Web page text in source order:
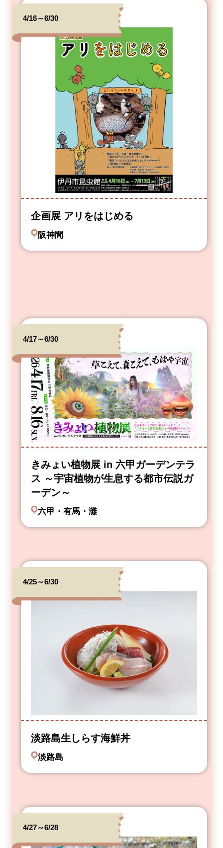
4/16～6/30
企画展 アリをはじめる
阪神間
4/17～6/30
きみょい植物展 in 六甲ガーデンテラ
ス ～宇宙植物が生息する都市伝説ガ
ーデン～
六甲・有馬・灘
4/25～6/30
淡路島生しらす海鮮丼
淡路島
4/27～6/28